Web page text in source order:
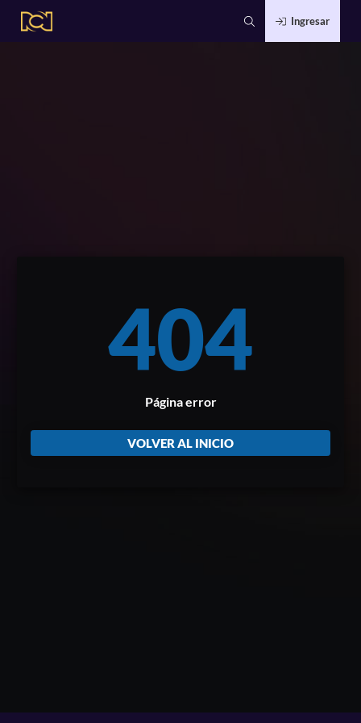
Ingresar
404
Página error
VOLVER AL INICIO